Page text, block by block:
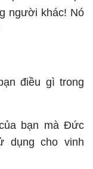
người khác! Nó
điều gì trong
bạn mà Đức
dụng cho vinh